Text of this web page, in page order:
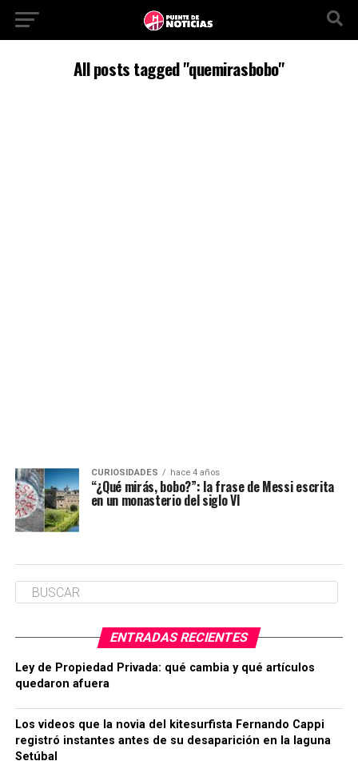
All posts tagged "quemirasbobo"
CURIOSIDADES hace 4 años
“¿Qué mirás, bobo?”: la frase de Messi escrita
en un monasterio del siglo VI
ENTRADAS RECIENTES
Ley de Propiedad Privada: qué cambia y qué artículos
quedaron afuera
Los videos que la novia del kitesurfista Fernando Cappi
registró instantes antes de su desaparición en la laguna
Setúbal